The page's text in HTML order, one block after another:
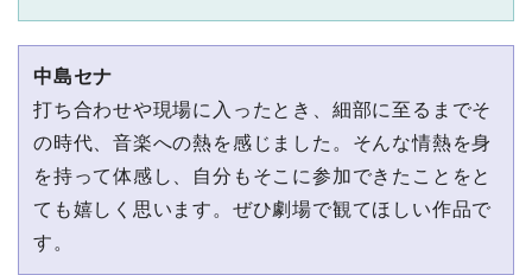
中島セナ
打ち合わせや現場に⼊ったとき、細部に⾄るまでそ
の時代、⾳楽への熱を感じました。そんな情熱を⾝
を持って体感し、⾃分もそこに参加できたことをと
ても嬉しく思います。ぜひ劇場で観てほしい作品で
す。